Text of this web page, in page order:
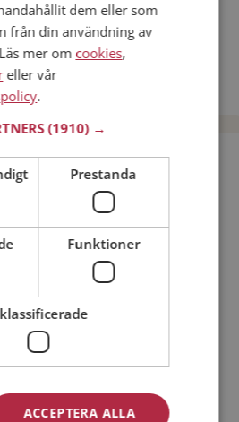
utan kostnad!
dem eller som
från din användning av
mer om cookies,
eller vår
.
(1910) →
Prestanda
Funktioner
ACCEPTERA ALLA